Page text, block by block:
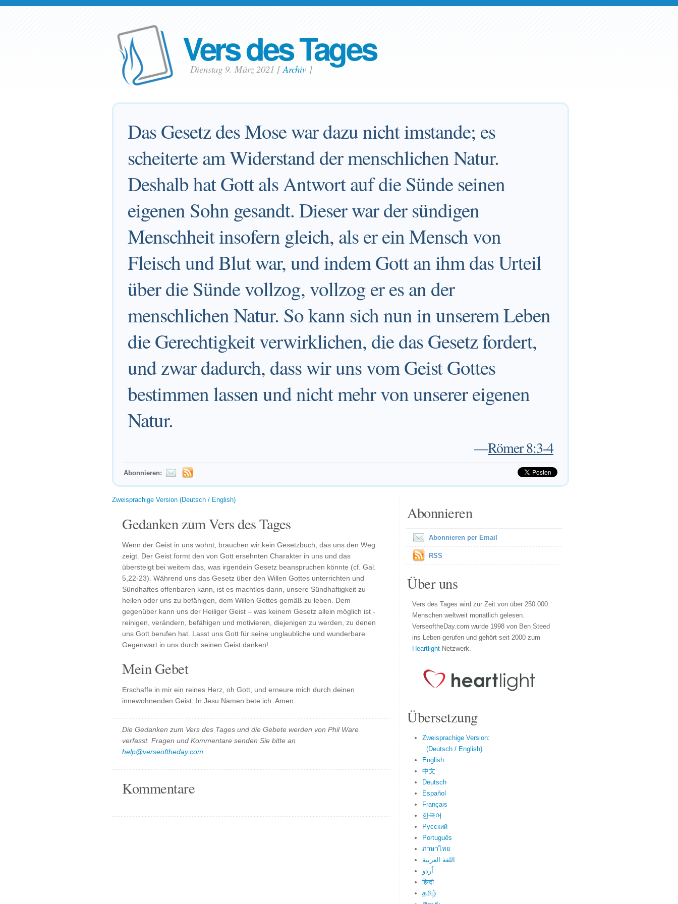
Vers des Tages
Dienstag 9. März 2021 [Archiv ]
Das Gesetz des Mose war dazu nicht imstande; es
scheiterte am Widerstand der menschlichen Natur.
Deshalb hat Gott als Antwort auf die Sünde seinen
eigenen Sohn gesandt. Dieser war der sündigen
Menschheit insofern gleich, als er ein Mensch von
Fleisch und Blut war, und indem Gott an ihm das Urteil
über die Sünde vollzog, vollzog er es an der
menschlichen Natur. So kann sich nun in unserem Leben
die Gerechtigkeit verwirklichen, die das Gesetz fordert,
und zwar dadurch, dass wir uns vom Geist Gottes
bestimmen lassen und nicht mehr von unserer eigenen
Natur.
—Römer 8:3-4
Abonnieren:
Zweisprachige Version (Deutsch / English)
Gedanken zum Vers des Tages
Wenn der Geist in uns wohnt, brauchen wir kein Gesetzbuch, das uns den Weg
zeigt. Der Geist formt den von Gott ersehnten Charakter in uns und das
übersteigt bei weitem das, was irgendein Gesetz beanspruchen könnte (cf. Gal.
5,22-23). Während uns das Gesetz über den Willen Gottes unterrichten und
Sündhaftes offenbaren kann, ist es machtlos darin, unsere Sündhaftigkeit zu
heilen oder uns zu befähigen, dem Willen Gottes gemäß zu leben. Dem
gegenüber kann uns der Heiliger Geist – was keinem Gesetz allein möglich ist -
reinigen, verändern, befähigen und motivieren, diejenigen zu werden, zu denen
uns Gott berufen hat. Lasst uns Gott für seine unglaubliche und wunderbare
Gegenwart in uns durch seinen Geist danken!
Mein Gebet
Erschaffe in mir ein reines Herz, oh Gott, und erneure mich durch deinen
innewohnenden Geist. In Jesu Namen bete ich. Amen.
Die Gedanken zum Vers des Tages und die Gebete werden von Phil Ware
verfasst. Fragen und Kommentare senden Sie bitte an
help@verseoftheday.com
Kommentare
Abonnieren
Abonnieren per Email
RSS
Über uns
Vers des Tages wird zur Zeit von über 250.000
Menschen weltweit monatlich gelesen.
VerseoftheDay.com wurde 1998 von Ben Steed
ins Leben gerufen und gehört seit 2000 zum
Heartlight-Netzwerk.
Übersetzung
Zweisprachige Version:
(Deutsch / English)
English
中文
Deutsch
Español
Français
한국어
Русский
Português
ภาษาไทย
اللغة العربية
اُردو
हिन्दी
தமிழ்